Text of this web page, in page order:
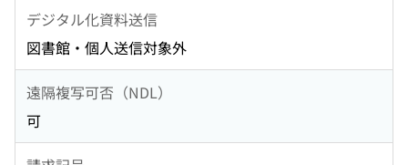
デジタル化資料送信
図書館・個人送信対象外
遠隔複写可否（NDL）
可